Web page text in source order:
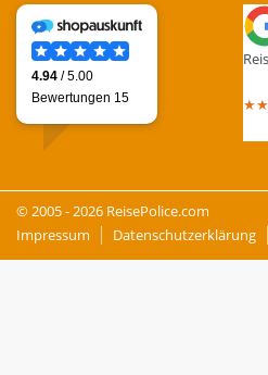
★★
© 2005 - 2026 ReisePolice.com
Impressum
Datenschutzerklärung